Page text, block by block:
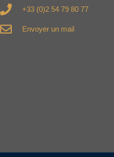
+33 (0)2 54 79 80 77
Envoyer un mail